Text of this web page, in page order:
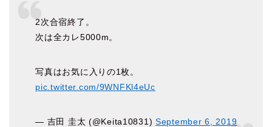
2次合宿終了。
次は全カレ5000m。
写真はお気に入りの1枚。
pic.twitter.com/9WNFKl4eUc
— 吉田 圭太 (@Keita10831)September 6, 2019